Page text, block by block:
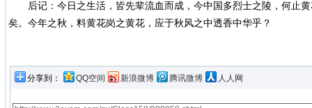
后记：今日之生活，皆先辈流血而成，今中国多烈士之陵，何止黄
矣。今年之秋，料黄花岗之黄花，应于秋风之中透香中华乎？
分享到： QQ空间 新浪微博 腾讯微博 人人网